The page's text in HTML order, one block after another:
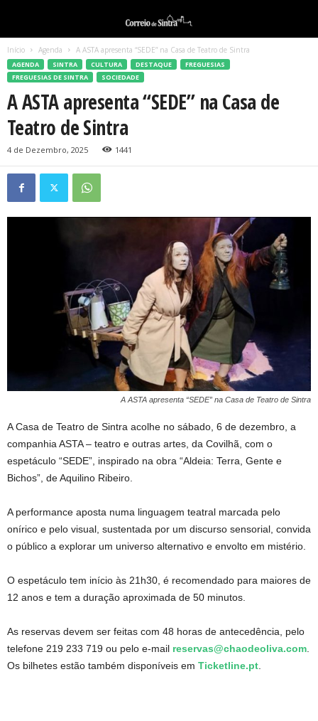
Início Agenda A ASTA apresenta “SEDE” na Casa de Teatro de Sintra
AGENDA SINTRA CULTURA DESTAQUE
FREGUESIAS
FREGUESIAS DE SINTRA
SOCIEDADE
A ASTA apresenta “SEDE” na Casa de
Teatro de Sintra
4 de Dezembro, 2025 1441
A ASTA apresenta “SEDE” na Casa de Teatro de Sintra
A Casa de Teatro de Sintra acolhe no sábado, 6 de dezembro, a
companhia ASTA – teatro e outras artes, da Covilhã, com o
espetáculo “SEDE”, inspirado na obra “Aldeia: Terra, Gente e
Bichos”, de Aquilino Ribeiro.
A performance aposta numa linguagem teatral marcada pelo
onírico e pelo visual, sustentada por um discurso sensorial, convida
o público a explorar um universo alternativo e envolto em mistério.
O espetáculo tem início às 21h30, é recomendado para maiores de
12 anos e tem a duração aproximada de 50 minutos.
As reservas devem ser feitas com 48 horas de antecedência, pelo
telefone 219 233 719 ou pelo e-mail reservas@chaodeoliva.com
Os bilhetes estão também disponíveis em Ticketline.pt